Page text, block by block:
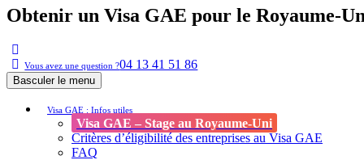
Obtenir un Visa GAE pour le Royaume-
Vous avez une question ?04 13 41 51 86
Basculer le menu
Visa GAE : Infos utiles
Visa GAE – Stage au Royaume-Uni
Critères d’éligibilité des entreprises au Visa GAE
FAQ